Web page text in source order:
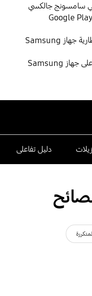
سامسونج جالكسي
كيفية استكشاف أخطاء تنزيل متجر Google Play
كيفية فحص أو إصلاح أو استبدال بطارية جهاز Samsung
اكتشف ميزات جديدة لشاشة القفل على جهاز Samsung
دليل تفاعلى